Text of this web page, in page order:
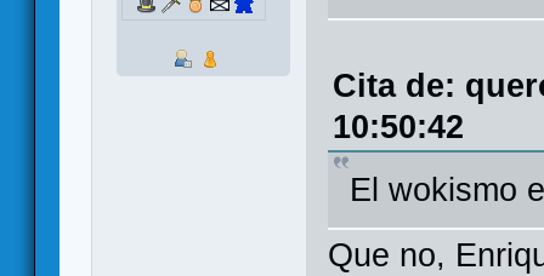
Cita de:
10:50:42
El wokismo
Que no,